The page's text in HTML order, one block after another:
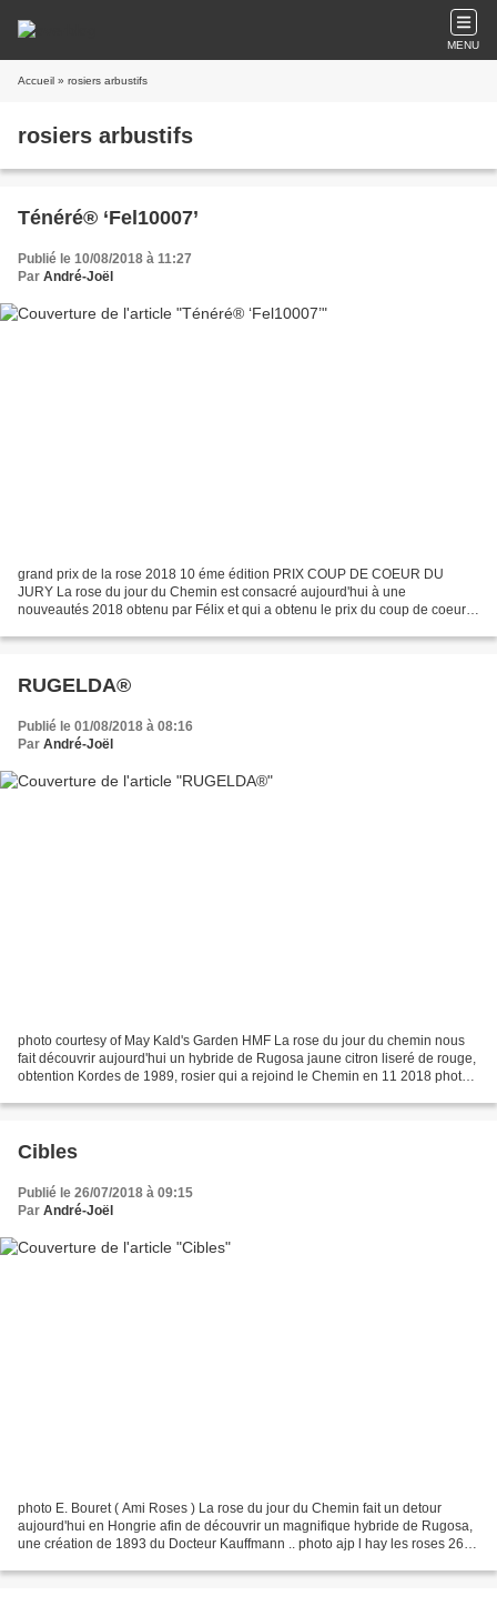
MENU
Accueil » rosiers arbustifs
rosiers arbustifs
Ténéré® ‘Fel10007’
Publié le 10/08/2018 à 11:27
Par André-Joël
grand prix de la rose 2018 10 éme édition PRIX COUP DE COEUR DU
JURY La rose du jour du Chemin est consacré aujourd'hui à une
nouveautés 2018 obtenu par Félix et qui a obtenu le prix du coup de coeur
RUGELDA®
Publié le 01/08/2018 à 08:16
Par André-Joël
photo courtesy of May Kald's Garden HMF La rose du jour du chemin nous
fait découvrir aujourd'hui un hybride de Rugosa jaune citron liseré de rouge,
obtention Kordes de 1989, rosier qui a rejoind le Chemin en 11 2018 photo
Cibles
Publié le 26/07/2018 à 09:15
Par André-Joël
photo E. Bouret ( Ami Roses ) La rose du jour du Chemin fait un detour
aujourd'hui en Hongrie afin de découvrir un magnifique hybride de Rugosa,
une création de 1893 du Docteur Kauffmann .. photo ajp l hay les roses 26